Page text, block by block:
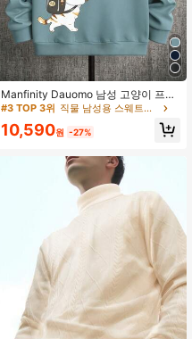
Manfinity Dauomo 남성 고양이 프린
트 일본어 단어 풀오버 스웨트셔츠, 가
#3 TOP 3위 직물 남성용 스웨트셔츠
10,590원 -27%